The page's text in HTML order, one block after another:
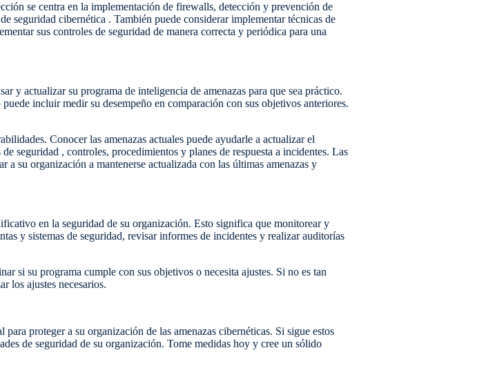
se centra en la implementación de firewalls, detección y prevención de
seguridad cibernética . También puede considerar implementar técnicas de
sus controles de seguridad de manera correcta y periódica para una
y actualizar su programa de inteligencia de amenazas para que sea práctico.
incluir medir su desempeño en comparación con sus objetivos anteriores.
Conocer las amenazas actuales puede ayudarle a actualizar el
seguridad , controles, procedimientos y planes de respuesta a incidentes. Las
su organización a mantenerse actualizada con las últimas amenazas y
en la seguridad de su organización. Esto significa que monitorear y
y sistemas de seguridad, revisar informes de incidentes y realizar auditorías
si su programa cumple con sus objetivos o necesita ajustes. Si no es tan
los ajustes necesarios.
proteger a su organización de las amenazas cibernéticas. Si sigue estos
de seguridad de su organización. Tome medidas hoy y cree un sólido